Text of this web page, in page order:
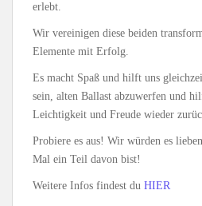
erlebt.
Wir vereinigen diese beiden
Elemente mit Erfolg.
Es macht Spaß und hilft uns
sein, alten Ballast abzuwerfen und
Leichtigkeit und Freude wieder
Probiere es aus! Wir würden es
Mal ein Teil davon bist!
Weitere Infos findest du HIER